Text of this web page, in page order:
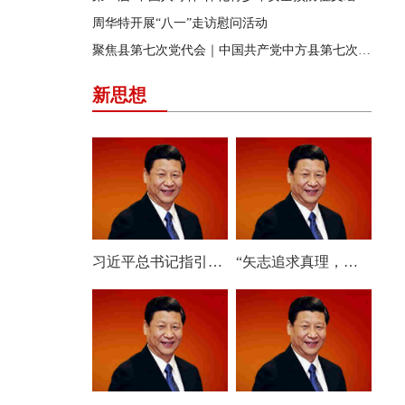
周华特开展“八一”走访慰问活动
聚焦县第七次党代会｜中国共产党中方县第七次代表大会胜利闭幕
新思想
习近平总书记指引人工智能发展与治理 “矢志追求真理，始终把准前进方向”——深入学习贯彻习近平总书记在庆祝中国共产党成立105周年大会上重要讲话系列述评之六